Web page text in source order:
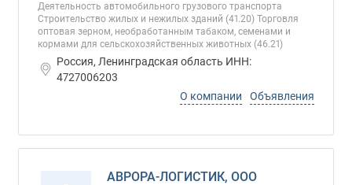
Деятельность автомобильного грузового транспорта
Строительство жилых и нежилых зданий (41.20) Торговля
оптовая зерном, необработанным табаком, семенами и
кормами для сельскохозяйственных животных (46.21)
Россия, Ленинградская область ИНН:
4727006203
О компании
Объявления
АВРОРА-ЛОГИСТИК, ООО